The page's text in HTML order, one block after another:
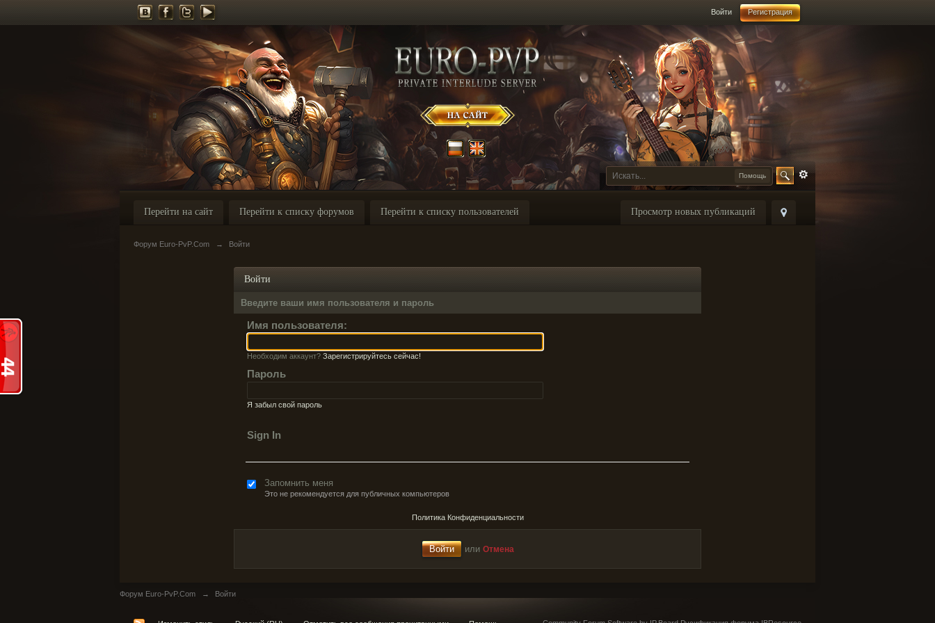
Войти Регистрация
Помощь
Просмотр новых публикаций
Перейти на сайт Перейти к списку форумов Перейти к списку пользователей
Форум Euro-PvP.Com → Войти
Войти
Введите ваши имя пользователя и пароль
Имя пользователя:
Необходим аккаунт? Зарегистрируйтесь сейчас!
Пароль
Я забыл свой пароль
Sign In
Запомнить меня
Это не рекомендуется для публичных компьютеров
Политика Конфиденциальности
или Отмена
Форум Euro-PvP.Com → Войти